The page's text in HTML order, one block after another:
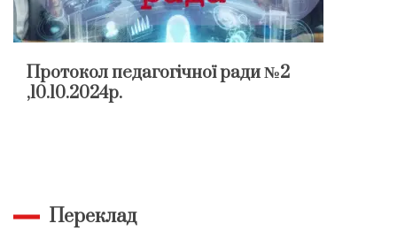
Протокол педагогічної ради №2
,10.10.2024р.
Переклад